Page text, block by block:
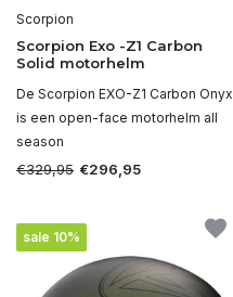
Scorpion
Scorpion Exo -Z1 Carbon
Solid motorhelm
De Scorpion EXO-Z1 Carbon Onyx
is een open-face motorhelm all
season
€329,95 €296,95
sale 10%